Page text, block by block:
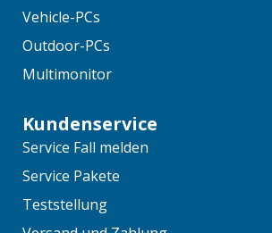
Vehicle-PCs
Outdoor-PCs
Multimonitor
Kundenservice
Service Fall melden
Service Pakete
Teststellung